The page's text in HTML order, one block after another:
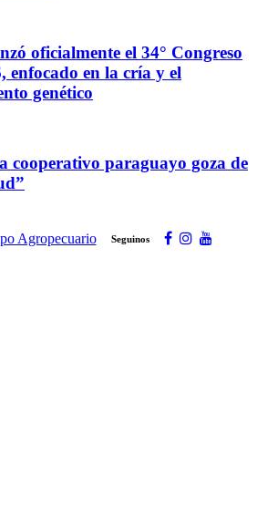
oficialmente el 34° Congreso
enfocado en la cría y el
genético
cooperativo paraguayo goza de
Seguinos